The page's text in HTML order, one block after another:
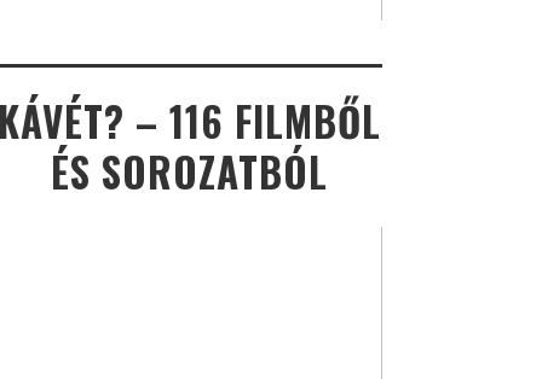
– 116 FILMBŐL
ÉS SOROZATBÓL